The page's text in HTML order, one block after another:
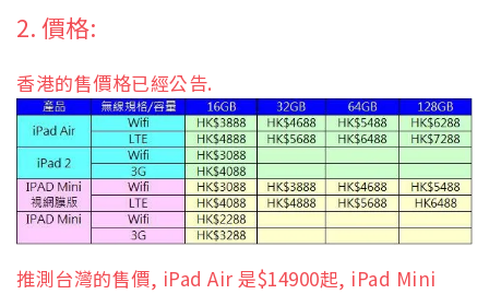
2. 價格:
香港的售價格已經公告.
推測台灣的售價, iPad Air 是$14900起, iPad Mini